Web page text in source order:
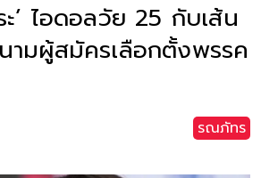
’ ไอดอลวัย 25 กับเส้น
ามผู้สมัครเลือกตั้งพรรค
รณภัทร